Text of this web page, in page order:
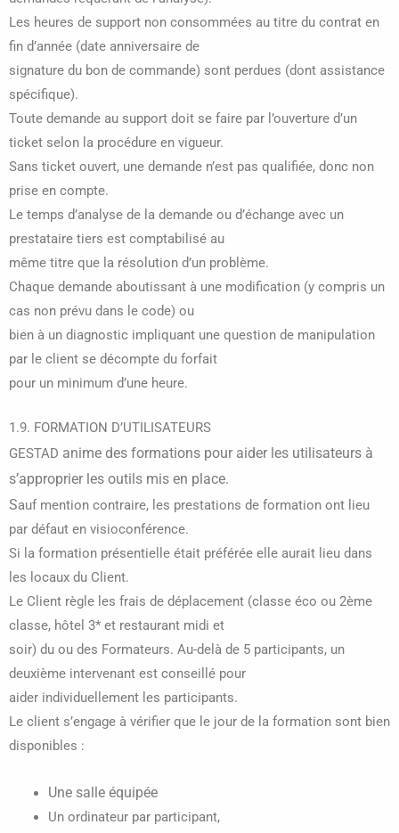
Les heures de support non consommées au titre du contrat en
fin d’année (date anniversaire de
signature du bon de commande) sont perdues (dont assistance
spécifique).
Toute demande au support doit se faire par l’ouverture d’un
ticket selon la procédure en vigueur.
Sans ticket ouvert, une demande n’est pas qualifiée, donc non
prise en compte.
Le temps d’analyse de la demande ou d’échange avec un
prestataire tiers est comptabilisé au
même titre que la résolution d’un problème.
Chaque demande aboutissant à une modification (y compris un
cas non prévu dans le code) ou
bien à un diagnostic impliquant une question de manipulation
par le client se décompte du forfait
pour un minimum d’une heure.
1.9. FORMATION D’UTILISATEURS
GESTAD anime des formations pour aider les utilisateurs à
s’approprier les outils mis en place.
Sauf mention contraire, les prestations de formation ont lieu
par défaut en visioconférence.
Si la formation présentielle était préférée elle aurait lieu dans
les locaux du Client.
Le Client règle les frais de déplacement (classe éco ou 2ème
classe, hôtel 3* et restaurant midi et
soir) du ou des Formateurs. Au-delà de 5 participants, un
deuxième intervenant est conseillé pour
aider individuellement les participants.
Le client s’engage à vérifier que le jour de la formation sont bien
disponibles :
Une salle équipée
Un ordinateur par participant,